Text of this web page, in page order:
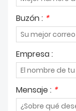
Buzón : *
Empresa :
Mensaje : *